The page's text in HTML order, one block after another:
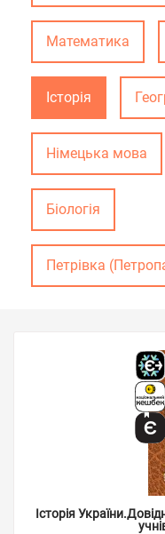
Математика
Історія
Німецька мова
Біологія
Петрівка
Історія